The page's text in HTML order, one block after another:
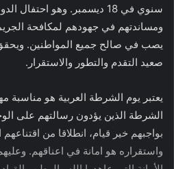
سنوي في 18 ديسمبر. وهو
ومساندتهم في جهودهم لمكافحة
يصب في صالح جميع المواطنين. ويحقق
صعيد التقدم والتطور والاستقرار.
يعتبر يوم الشرطة العربية هو مناسبة
الشرطة الذين يؤدون رسالتهم على
بواجبهم خير قيام، انطلاقا من
واستقراره هو امانة في اعناقهم.